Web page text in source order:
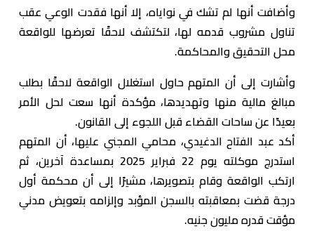
وأضافت أنها لم تشك في نواياه، إلا أنها فقدت الوعي عقب
تناول مشروب قدمه لها، لتكتشف لاحقًا تعرضها للواقعة
محل التحقيق والمحاكمة.
وأشارت إلى أن المتهم حاول استغلال الواقعة لاحقًا بطلب
مبالغ مالية منها وتهديدها، مؤكدة أنها سعت لحل الأمر
بعيدًا عن ساحات القضاء قبل اللجوء إلى القانون.
أكد عبد الفتاح الدغيدي، محامي المجني عليها، أن المتهم
استدرج موكلته يوم 22 فبراير 2025 بمساعدة آخرين، ثم
ارتكب الواقعة وقام بتصويرها، مشيرًا إلى أن محكمة أول
درجة قضت بمعاقبته بالسجن المؤبد وإلزامه بتعويض مدني
مؤقت قدره مليون جنيه.